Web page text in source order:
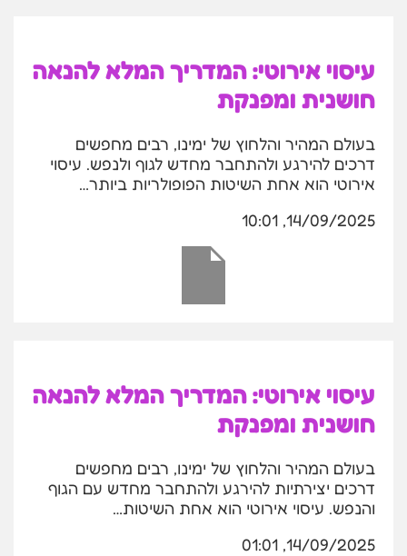
עיסוי אירוטי: המדריך המלא להנאה
חושנית ומפנקת
בעולם המהיר והלחוץ של ימינו, רבים מחפשים
דרכים להירגע ולהתחבר מחדש לגוף ולנפש. עיסוי
אירוטי הוא אחת השיטות הפופולריות ביותר…
14/09/2025, 10:01
עיסוי אירוטי: המדריך המלא להנאה
חושנית ומפנקת
בעולם המהיר והלחוץ של ימינו, רבים מחפשים
דרכים יצירתיות להירגע ולהתחבר מחדש עם הגוף
והנפש. עיסוי אירוטי הוא אחת השיטות…
14/09/2025, 01:01